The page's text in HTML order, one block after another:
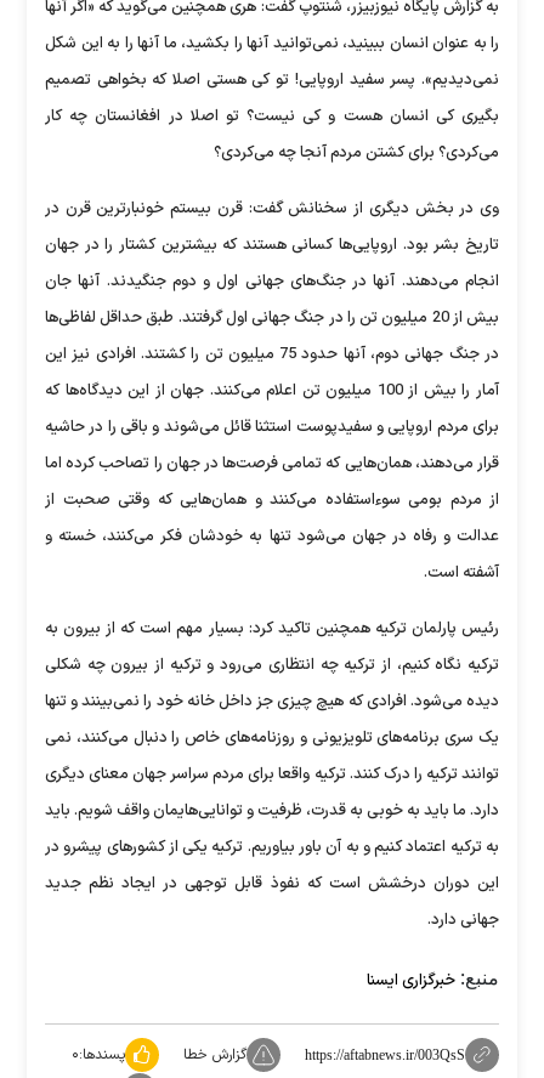
به گزارش پایگاه نیوزبیزر، شنتوپ گفت: هری همچنین می‌گوید که «اگر آنها
را به عنوان انسان ببینید، نمی‌توانید آنها را بکشید، ما آنها را به این شکل
نمی‌دیدیم». پسر سفید اروپایی! تو کی هستی اصلا که بخواهی تصمیم
بگیری کی انسان هست و کی نیست؟ تو اصلا در افغانستان چه کار
می‌کردی؟ برای کشتن مردم آنجا چه می‌کردی؟
وی در بخش دیگری از سخنانش گفت: قرن بیستم خونبارترین قرن در
تاریخ بشر بود. اروپایی‌ها کسانی هستند که بیشترین کشتار را در جهان
انجام می‌دهند. آنها در جنگ‌های جهانی اول و دوم جنگیدند. آنها جان
بیش از 20 میلیون تن را در جنگ جهانی اول گرفتند. طبق حداقل لفاظی‌ها
در جنگ جهانی دوم، آنها حدود 75 میلیون تن را کشتند. افرادی نیز این
آمار را بیش از 100 میلیون تن اعلام می‌کنند. جهان از این دیدگاه‌ها که
برای مردم اروپایی و سفیدپوست استثنا قائل می‌شوند و باقی را در حاشیه
قرار می‌دهند، همان‌هایی که تمامی فرصت‌ها در جهان را تصاحب کرده اما
از مردم بومی سوءاستفاده می‌کنند و همان‌هایی که وقتی صحبت از
عدالت و رفاه در جهان می‌شود تنها به خودشان فکر می‌کنند، خسته و
آشفته است.
رئیس پارلمان ترکیه همچنین تاکید کرد: بسیار مهم است که از بیرون به
ترکیه نگاه کنیم، از ترکیه چه انتظاری می‌رود و ترکیه از بیرون چه شکلی
دیده می‌شود. افرادی که هیچ چیزی جز داخل خانه خود را نمی‌بینند و تنها
یک سری برنامه‌های تلویزیونی و روزنامه‌های خاص را دنبال می‌کنند، نمی
توانند ترکیه را درک کنند. ترکیه واقعا برای مردم سراسر جهان معنای دیگری
دارد. ما باید به خوبی به قدرت، ظرفیت و توانایی‌هایمان واقف شویم. باید
به ترکیه اعتماد کنیم و به آن باور بیاوریم. ترکیه یکی از کشورهای پیشرو در
این دوران درخشش است که نفوذ قابل توجهی در ایجاد نظم جدید
جهانی دارد.
منبع: خبرگزاری ایسنا
https://aftabnews.ir/003QsS گزارش خطا پسندها:۰